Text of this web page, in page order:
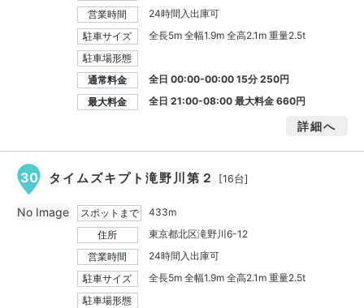
営業時間
24時間入出庫可
駐車サイズ
全長5m 全幅1.9m 全高2.1m 重量2.5t
駐車場形態
通常料金
全日 00:00-00:00 15分 250円
最大料金
全日 21:00-08:00 最大料金660円
詳細へ
30 タイムズキプト滝野川第２ [16台]
スポットまで
433m
住所
東京都北区滝野川6-12
営業時間
24時間入出庫可
駐車サイズ
全長5m 全幅1.9m 全高2.1m 重量2.5t
駐車場形態
No Image